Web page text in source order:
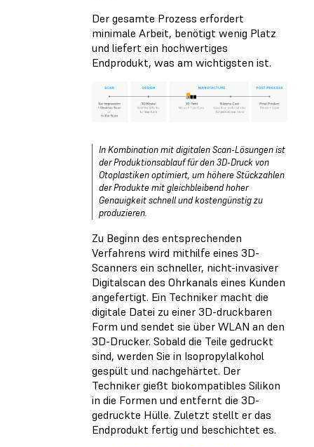
Der gesamte Prozess erfordert
minimale Arbeit, benötigt wenig Platz
und liefert ein hochwertiges
Endprodukt, was am wichtigsten ist.
In Kombination mit digitalen Scan-Lösungen ist
der Produktionsablauf für den 3D-Druck von
Otoplastiken optimiert, um höhere Stückzahlen
der Produkte mit gleichbleibend hoher
Genauigkeit schnell und kostengünstig zu
produzieren.
Zu Beginn des entsprechenden
Verfahrens wird mithilfe eines 3D-
Scanners ein schneller, nicht-invasiver
Digitalscan des Ohrkanals eines Kunden
angefertigt. Ein Techniker macht die
digitale Datei zu einer 3D-druckbaren
Form und sendet sie über WLAN an den
3D-Drucker. Sobald die Teile gedruckt
sind, werden Sie in Isopropylalkohol
gespült und nachgehärtet. Der
Techniker gießt biokompatibles Silikon
in die Formen und entfernt die 3D-
gedruckte Hülle. Zuletzt stellt er das
Endprodukt fertig und beschichtet es.